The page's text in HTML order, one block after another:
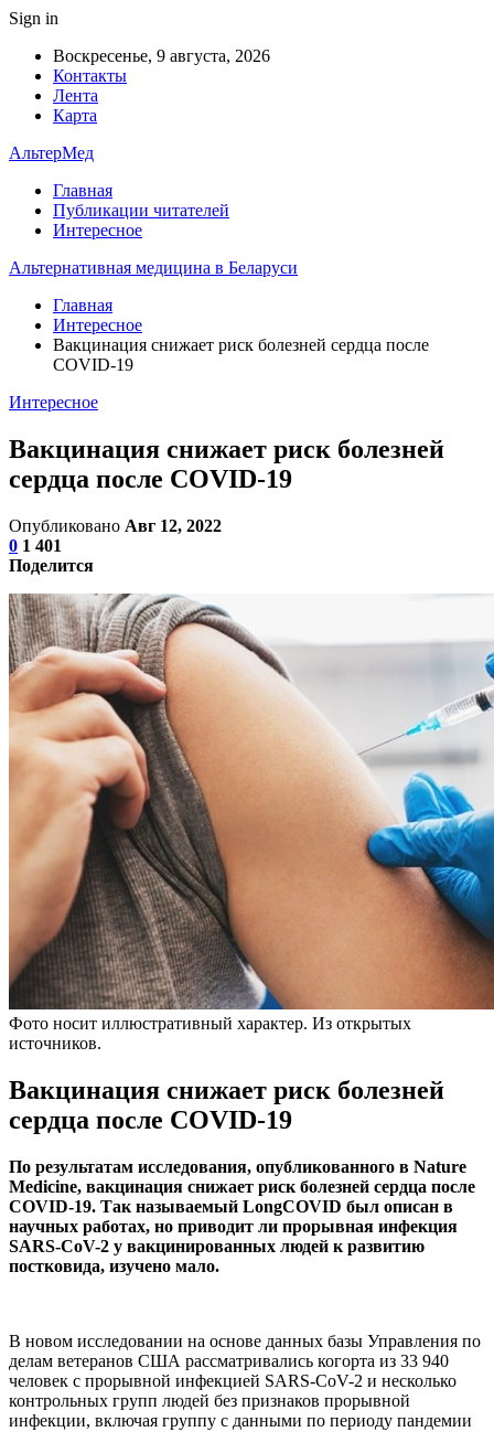
Sign in
Воскресенье, 9 августа, 2026
Контакты
Лента
Карта
АльтерМед
Главная
Публикации читателей
Интересное
Альтернативная медицина в Беларуси
Главная
Интересное
Вакцинация снижает риск болезней сердца после
COVID-19
Интересное
Вакцинация снижает риск болезней
сердца после COVID-19
Опубликовано Авг 12, 2022
0 1 401
Поделится
Фото носит иллюстративный характер. Из открытых
источников.
Вакцинация снижает риск болезней
сердца после COVID-19
По результатам исследования, опубликованного в Nature
Medicine, вакцинация снижает риск болезней сердца после
COVID-19. Так называемый LongCOVID был описан в
научных работах, но приводит ли прорывная инфекция
SARS-CoV-2 у вакцинированных людей к развитию
постковида, изучено мало.
В новом исследовании на основе данных базы Управления по
делам ветеранов США рассматривались когорта из 33 940
человек с прорывной инфекцией SARS-CoV-2 и несколько
контрольных групп людей без признаков прорывной
инфекции, включая группу с данными по периоду пандемии